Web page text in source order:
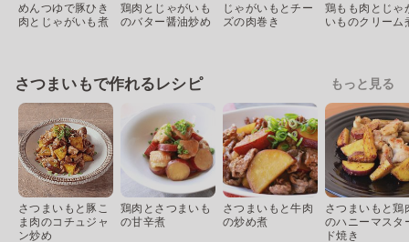
めんつゆで豚ひき
肉とじゃがいも煮
鶏肉とじゃがいも
のバター醤油炒め
じゃがいもとチー
ズの肉巻き
鶏もも肉とじゃ
いものクリーム
さつまいもで作れるレシピ もっと見る
さつまいもと豚こ
ま肉のコチュジャ
ン炒め
鶏肉とさつまいも
の甘辛煮
さつまいもと牛肉
の炒め煮
さつまいもと鶏
のハニーマスタ
ド焼き